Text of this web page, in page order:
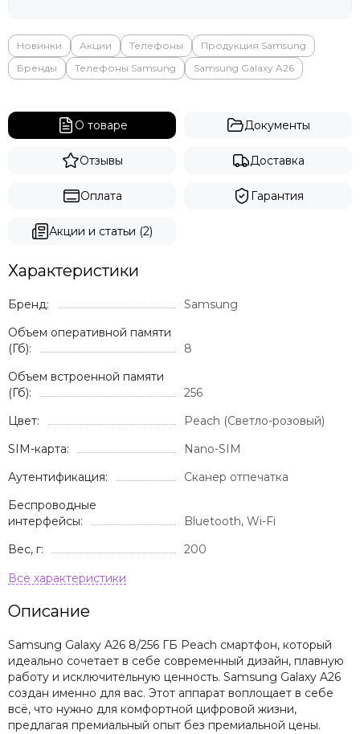
Новинки Акции Телефоны
Продукция Samsung
Бренды
Телефоны Samsung Samsung Galaxy A26
О товаре Документы
Отзывы Доставка
Оплата Гарантия
Акции и статьи (2)
Характеристики
Бренд:
Samsung
Объем оперативной памяти
(Гб):
8
Объем встроенной памяти
(Гб):
256
Цвет:
Peach (Светло-розовый)
SIM-карта:
Nano-SIM
Аутентификация:
Сканер отпечатка
Беспроводные
интерфейсы:
Bluetooth, Wi-Fi
Вес, г:
200
Описание
Samsung Galaxy A26 8/256 ГБ Peach смартфон, который
идеально сочетает в себе современный дизайн, плавную
работу и исключительную ценность. Samsung Galaxy A26
создан именно для вас. Этот аппарат воплощает в себе
всё, что нужно для комфортной цифровой жизни,
предлагая премиальный опыт без премиальной цены.